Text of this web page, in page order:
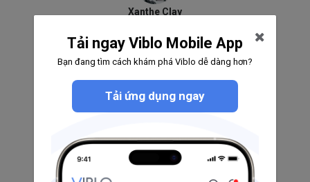
Xanthe Clay
Theo dõi
0 0 0
Theo dõi
Tải ngay Viblo Mobile App
Bạn đang tìm cách khám phá Viblo dễ dàng hơn?
Tải ứng dụng ngay